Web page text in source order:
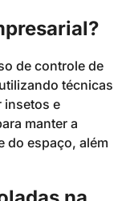
de controle de
técnicas
insetos e
manter a
do espaço, além